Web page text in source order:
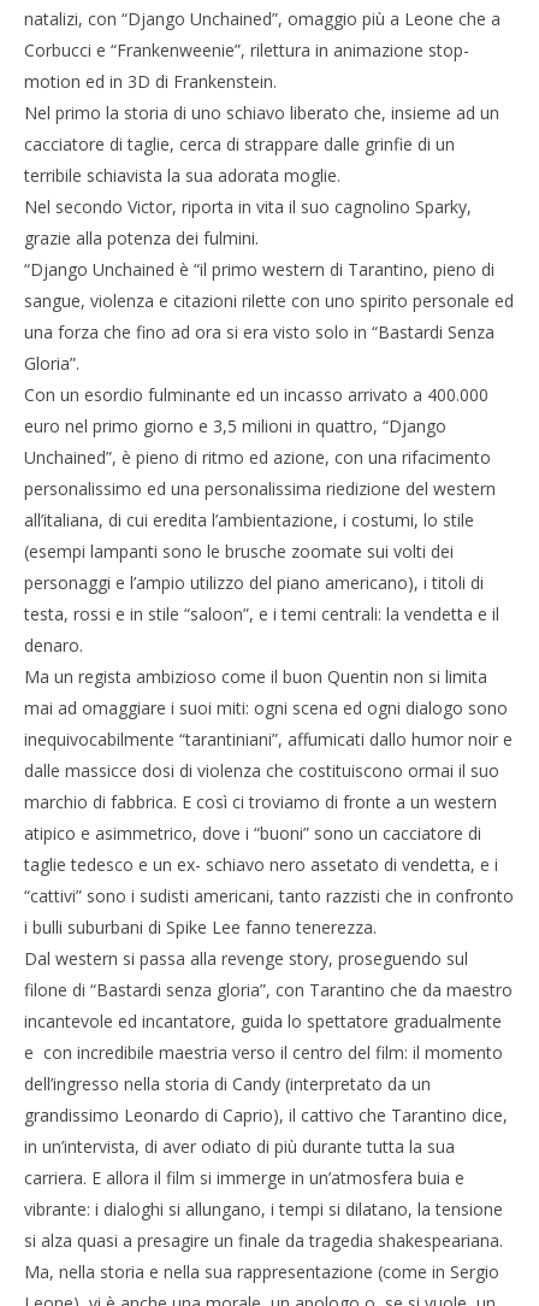
NOW VIEWING
Quentin vs Tim per citazioni, fra sangue e poesia
Redazione
natalizi, con “Django Unchained”, omaggio più a Leone che a
Corbucci e “Frankenweenie”, rilettura in animazione stop-
motion ed in 3D di Frankenstein.
Nel primo la storia di uno schiavo liberato che, insieme ad un
cacciatore di taglie, cerca di strappare dalle grinfie di un
terribile schiavista la sua adorata moglie.
Nel secondo Victor, riporta in vita il suo cagnolino Sparky,
grazie alla potenza dei fulmini.
“Django Unchained è “il primo western di Tarantino, pieno di
sangue, violenza e citazioni rilette con uno spirito personale ed
una forza che fino ad ora si era visto solo in “Bastardi Senza
Gloria”.
Con un esordio fulminante ed un incasso arrivato a 400.000
euro nel primo giorno e 3,5 milioni in quattro, “Django
Unchained”, è pieno di ritmo ed azione, con una rifacimento
personalissimo ed una personalissima riedizione del western
all’italiana, di cui eredita l’ambientazione, i costumi, lo stile
(esempi lampanti sono le brusche zoomate sui volti dei
personaggi e l’ampio utilizzo del piano americano), i titoli di
testa, rossi e in stile “saloon”, e i temi centrali: la vendetta e il
denaro.
Ma un regista ambizioso come il buon Quentin non si limita
mai ad omaggiare i suoi miti: ogni scena ed ogni dialogo sono
inequivocabilmente “tarantiniani”, affumicati dallo humor noir e
dalle massicce dosi di violenza che costituiscono ormai il suo
marchio di fabbrica. E così ci troviamo di fronte a un western
atipico e asimmetrico, dove i “buoni” sono un cacciatore di
taglie tedesco e un ex- schiavo nero assetato di vendetta, e i
“cattivi” sono i sudisti americani, tanto razzisti che in confronto
i bulli suburbani di Spike Lee fanno tenerezza.
Dal western si passa alla revenge story, proseguendo sul
filone di “Bastardi senza gloria”, con Tarantino che da maestro
incantevole ed incantatore, guida lo spettatore gradualmente
e con incredibile maestria verso il centro del film: il momento
dell’ingresso nella storia di Candy (interpretato da un
grandissimo Leonardo di Caprio), il cattivo che Tarantino dice,
in un’intervista, di aver odiato di più durante tutta la sua
carriera. E allora il film si immerge in un’atmosfera buia e
vibrante: i dialoghi si allungano, i tempi si dilatano, la tensione
si alza quasi a presagire un finale da tragedia shakespeariana.
Ma, nella storia e nella sua rappresentazione (come in Sergio